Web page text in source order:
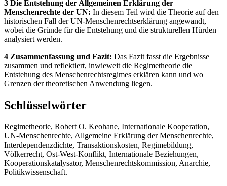
3 Die Entstehung der Allgemeinen Erklärung der
Menschenrechte der UN: In diesem Teil wird die Theorie auf den
historischen Fall der UN-Menschenrechtserklärung angewandt,
wobei die Gründe für die Entstehung und die strukturellen Hürden
analysiert werden.
4 Zusammenfassung und Fazit: Das Fazit fasst die Ergebnisse
zusammen und reflektiert, inwieweit die Regimetheorie die
Entstehung des Menschenrechtsregimes erklären kann und wo
Grenzen der theoretischen Anwendung liegen.
Schlüsselwörter
Regimetheorie, Robert O. Keohane, Internationale Kooperation,
UN-Menschenrechte, Allgemeine Erklärung der Menschenrechte,
Interdependenzdichte, Transaktionskosten, Regimebildung,
Völkerrecht, Ost-West-Konflikt, Internationale Beziehungen,
Kooperationskatalysator, Menschenrechtskommission, Anarchie,
Politikwissenschaft.